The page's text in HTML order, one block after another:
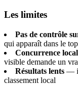
Les limites
Pas de contrôle
qui apparaît dans le
Concurrence
visible demande un
Résultats lents — il
classement local